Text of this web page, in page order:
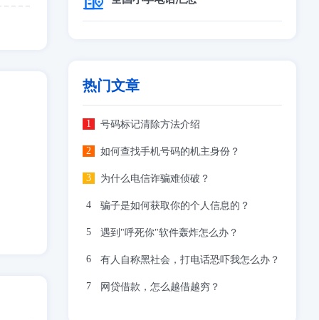
热门文章
号码标记清除方法介绍
如何查找手机号码的机主身份？
为什么电信诈骗难侦破？
骗子是如何获取你的个人信息的？
遇到"呼死你"软件轰炸怎么办？
有人自称黑社会，打电话恐吓我怎么办？
网贷借款，怎么越借越穷？